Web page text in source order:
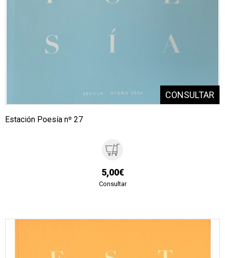
Estación Poesía nº 27
5,00€
Consultar